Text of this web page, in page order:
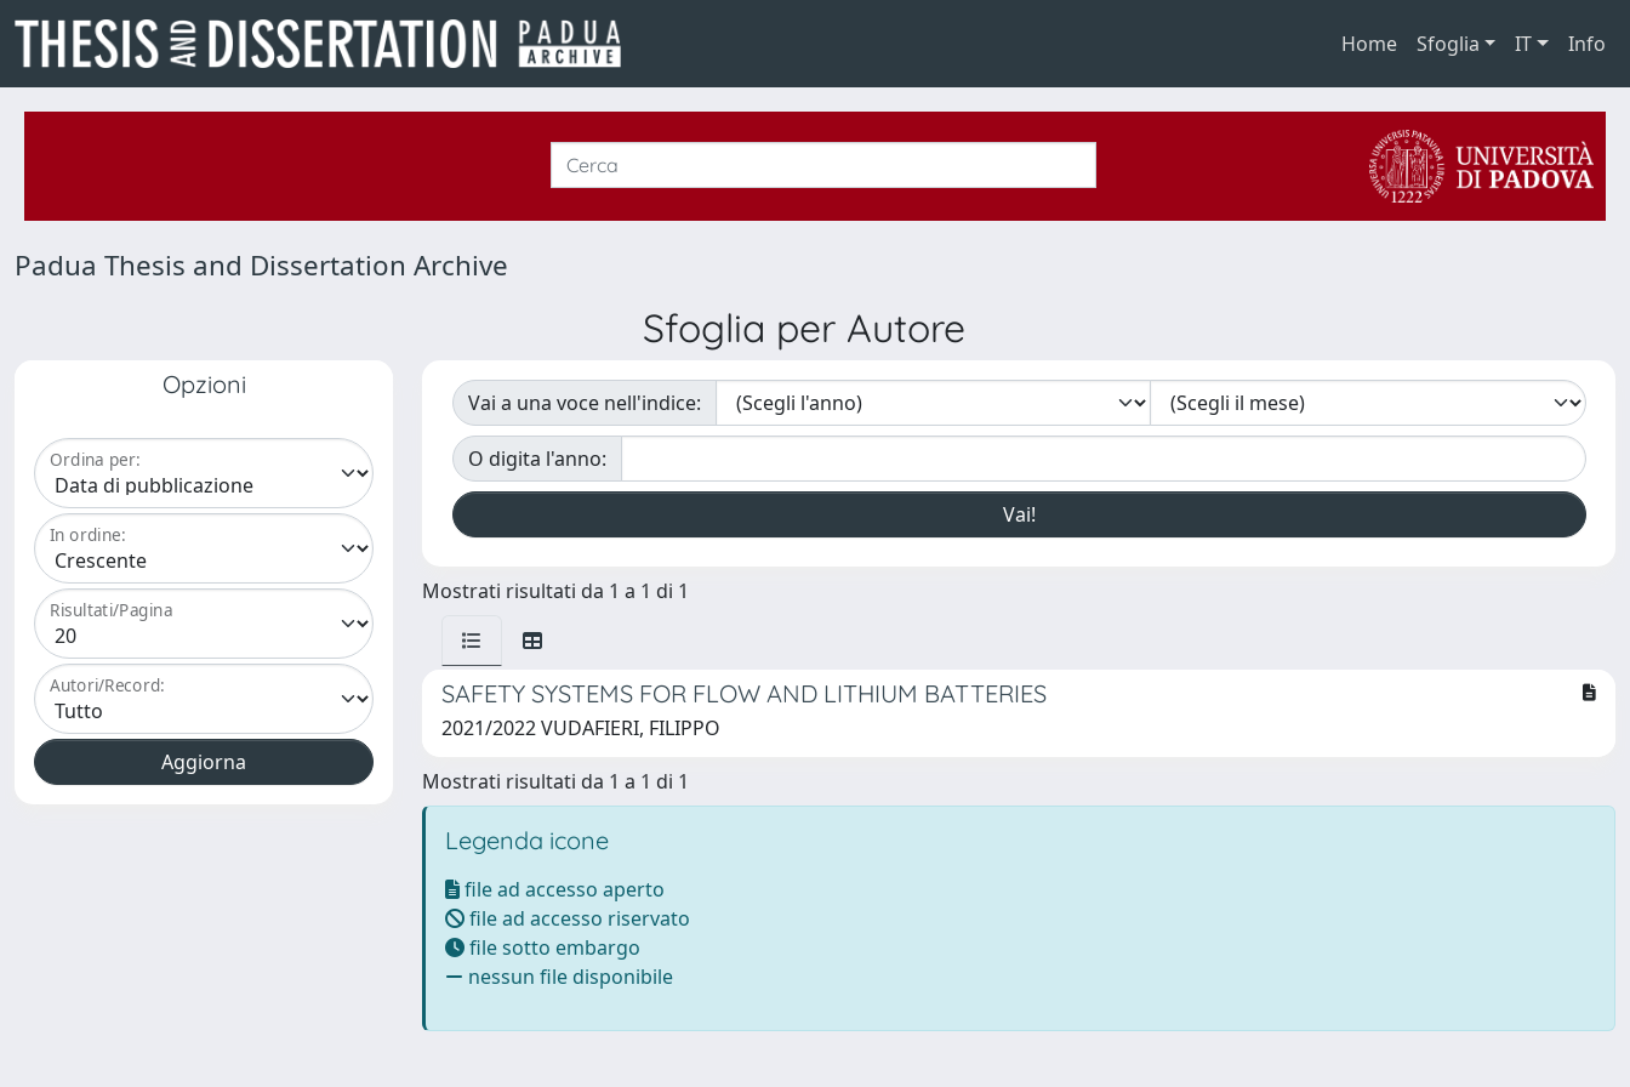
Home Sfoglia IT Info
Padua Thesis and Dissertation Archive
Sfoglia per Autore
Opzioni
Ordina per:
In ordine:
Risultati/Pagina
Autori/Record:
Vai a una voce nell'indice:
O digita l'anno:
Mostrati risultati da 1 a 1 di 1
SAFETY SYSTEMS FOR FLOW AND LITHIUM BATTERIES
2021/2022 VUDAFIERI, FILIPPO
Mostrati risultati da 1 a 1 di 1
Legenda icone
file ad accesso aperto
file ad accesso riservato
file sotto embargo
nessun file disponibile